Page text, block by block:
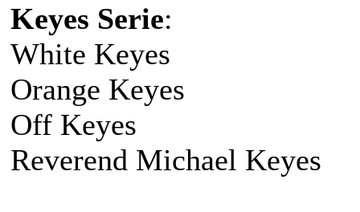
Keyes Serie:
White Keyes
Orange Keyes
Off Keyes
Reverend Michael Keyes